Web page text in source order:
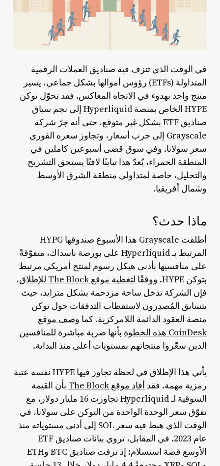
في الوقت الذي تنزف فيه صناديق العملات الرقمية
المتداولة (ETFs) رؤوس أموالها بشكل جماعي، يسير
منتج واحد بهدوء في الاتجاه المعاكس. فقد تحوّل توكن
HYPE الخاص بمنصة Hyperliquid إلى نجم سباق
صناديق ETF بشكل غير متوقع، حتى أنه جرّ شركة
Grayscale إلى حرب أسعار، وتجاوز سعره الفوري
سعر سولانا. وفي سوق قضى أسبوعين كاملين في
المنطقة الحمراء، يُعدّ هذا تباينًا لافتًا يستحق التشريح
والتحليل، خاصة لمتداولي منطقة الشرق الأوسط
وشمال أفريقيا.
ماذا حدث؟
أطلقت Grayscale هذا الأسبوع صندوقها HYPG
المرتبط بـ Hyperliquid على بورصة ناسداك، متفوّقةً
على منافسيها بأدنى هيكل رسوم لمنتج أمريكي مرتبط
بتوكن HYPE. ووفقًا
لتغطية موقع The Block للإطلاق
،
فإن الشركة تدخل ساحة مزدحمة بشكل متزايد، حيث
يتسابق المُصدِرون لاستقطاب التدفقات حول توكن
منصة العقود الدائمة اللامركزية. كما وصف موقع
CoinDesk هذه الخطوة
بأنها ضربة مباشرة للمنافسين
الذين سعّروا منتجاتهم بمستويات أعلى منذ البداية.
يأتي هذا الإطلاق في لحظة تجاوز فيها HYPE نفسه عتبة
رمزية مهمة. فقد أفاد موقع The Block
بأن القيمة
السوقية لـ Hyperliquid تجاوزت 16 مليار دولار، مع
تفوّق سعر الوحدة الواحدة من التوكن على سولانا، في
الوقت الذي هبط فيه سعر SOL إلى أدنى مستوياته منذ
عام 2023. في المقابل، تروي بيانات صناديق ETF
الأوسع قصة استسلام: إذ نزفت صناديق BTC وETH